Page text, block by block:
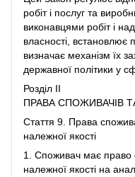
робіт і послуг та
виконавцями робіт і
власності, встановлює
визначає механізм їх
державної політики у
Розділ II
ПРАВА СПОЖИВАЧІВ
Стаття 9. Права
належної якості
1. Споживач має право
належної якості на